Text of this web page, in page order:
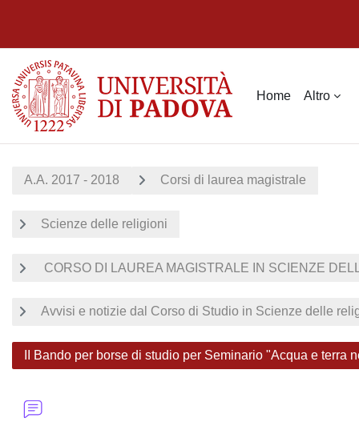
Home Altro
A.A. 2017 - 2018 Corsi di laurea magistrale
Scienze delle religioni
CORSO DI LAUREA MAGISTRALE IN SCIENZE
Avvisi e notizie dal Corso di Studio in Scienze delle
II Bando per borse di studio per Seminario "Acqua e terra